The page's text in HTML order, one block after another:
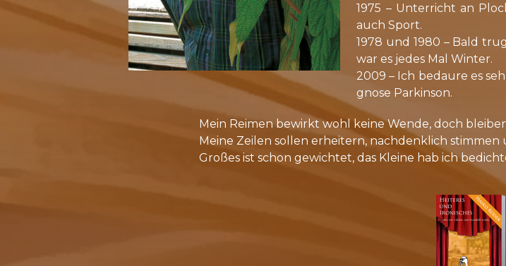
1975 – Un­ter­richt an
auch Sport.
1978 und 1980 – Bald
war es je­des Mal Win­ter.
2009 – Ich be­dau­re es
gno­se Par­kin­son.
Mein Rei­men be­wirkt wohl kei­ne Wen­de, doch
Mei­ne Zei­len sol­len er­hei­tern, nach­denk­lich stim­men
Gro­ßes ist schon ge­wich­tet, das Klei­ne hab ich